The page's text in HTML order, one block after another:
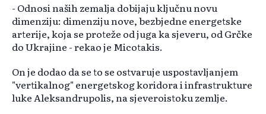
- Odnosi naših zemalja dobijaju ključnu novu
dimenziju: dimenziju nove, bezbjedne energetske
arterije, koja se proteže od juga ka sjeveru, od Grčke
do Ukrajine - rekao je Micotakis.
On je dodao da se to se ostvaruje uspostavljanjem
"vertikalnog" energetskog koridora i infrastrukture
luke Aleksandrupolis, na sjeveroistoku zemlje.